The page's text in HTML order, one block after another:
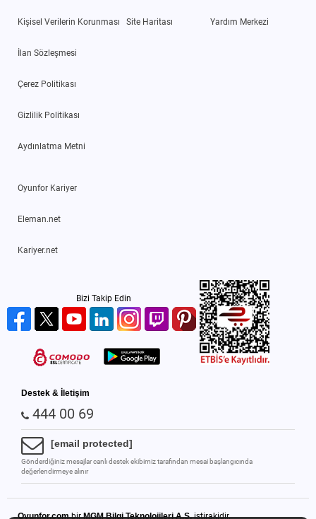
Kişisel Verilerin Korunması
İlan Sözleşmesi
Çerez Politikası
Gizlilik Politikası
Aydınlatma Metni
Site Haritası Yardım Merkezi
Oyunfor Kariyer
Eleman.net
Kariyer.net
Bizi Takip Edin
Destek & İletişim
444 00 69
[email protected]
Gönderdiğiniz mesajlar canlı destek ekibimiz tarafından mesai başlangıcında
değerlendirmeye alınır
Oyunfor.combirMGM Bilgi Teknolojileri A.Ş.iştirakidir.